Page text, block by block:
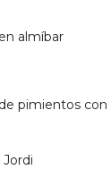
almíbar
pimientos con